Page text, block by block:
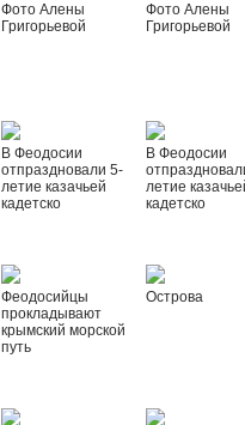
Фото Алены
Григорьевой
Фото Алены
Григорьевой
В Феодосии
отпраздновали 5-
летие казачьей
кадетско
В Феодосии
летие
кадетско
Феодосийцы
прокладывают
крымский морской
путь
Острова